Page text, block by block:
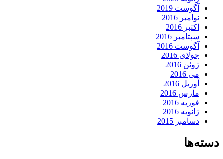
آگوست 2019
نوامبر 2016
اکتبر 2016
سپتامبر 2016
آگوست 2016
جولای 2016
ژوئن 2016
می 2016
آوریل 2016
مارس 2016
فوریه 2016
ژانویه 2016
دسامبر 2015
دسته‌ها